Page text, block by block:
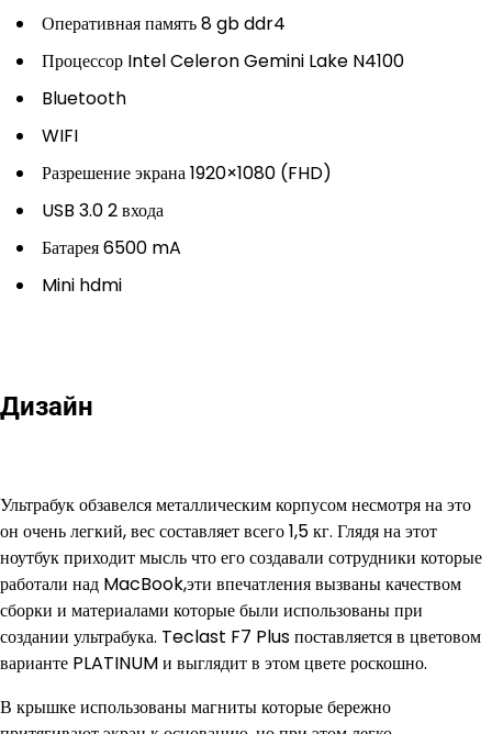
Оперативная память 8 gb ddr4
Процессор Intel Celeron Gemini Lake N4100
Bluetooth
WIFI
Разрешение экрана 1920×1080 (FHD)
USB 3.0 2 входа
Батарея 6500 mA
Mini hdmi
Дизайн
Ультрабук обзавелся металлическим корпусом несмотря на это
он очень легкий, вес составляет всего 1,5 кг. Глядя на этот
ноутбук приходит мысль что его создавали сотрудники которые
работали над MacBook,эти впечатления вызваны качеством
сборки и материалами которые были использованы при
создании ультрабука. Teclast F7 Plus поставляется в цветовом
варианте PLATINUM и выглядит в этом цвете роскошно.
В крышке использованы магниты которые бережно